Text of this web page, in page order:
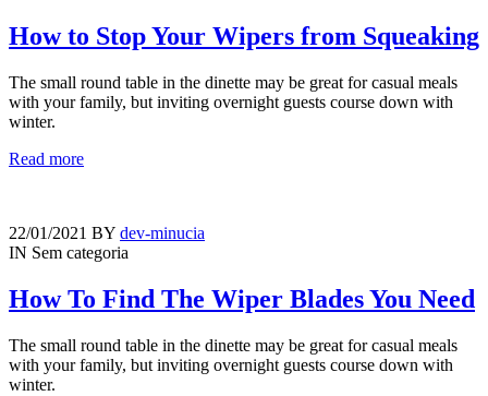
How to Stop Your Wipers from Squeaking
The small round table in the dinette may be great for casual meals
with your family, but inviting overnight guests course down with
winter.
Read more
22/01/2021 BY dev-minucia
IN Sem categoria
How To Find The Wiper Blades You Need
The small round table in the dinette may be great for casual meals
with your family, but inviting overnight guests course down with
winter.